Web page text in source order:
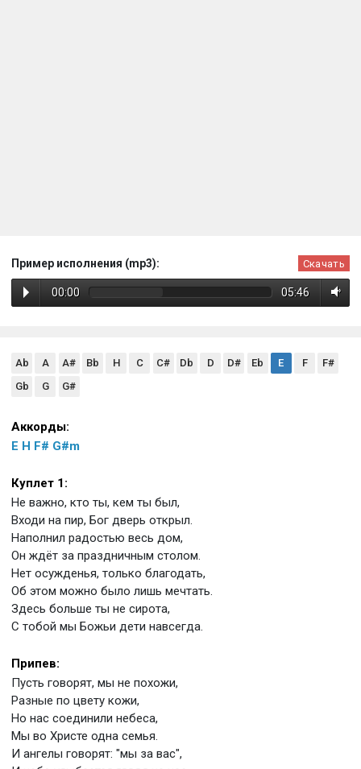
Пример исполнения (mp3): Скачать
00:00 05:46
Ab A A# Bb H C C# Db D D# Eb E F
F#
Gb
G G#
Аккорды:
E H F# G#m
Куплет 1:
Не важно, кто ты, кем ты был,
Входи на пир, Бог дверь открыл.
Наполнил радостью весь дом,
Он ждёт за праздничным столом.
Нет осужденья, только благодать,
Об этом можно было лишь мечтать.
Здесь больше ты не сирота,
С тобой мы Божьи дети навсегда.
Припев:
Пусть говорят, мы не похожи,
Разные по цвету кожи,
Но нас соединили небеса,
Мы во Христе одна семья.
И ангелы говорят: "мы за вас",